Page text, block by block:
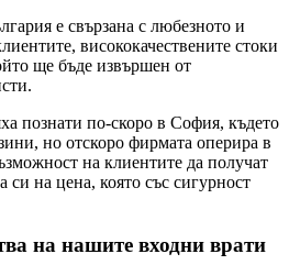
е свързана с любезното и
висококачествените стоки
ще бъде извършен от
познати по-скоро в София, където
но отскоро фирмата оперира в
на клиентите да получат
си на цена, която със сигурност
на нашите входни врати